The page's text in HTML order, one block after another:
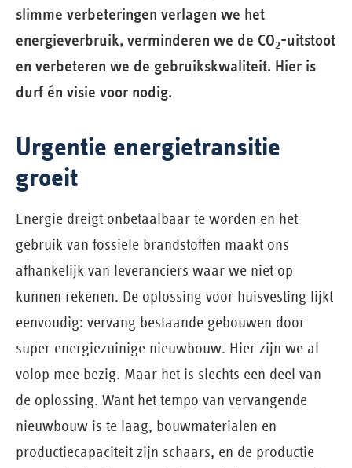
slimme verbeteringen verlagen we het
energieverbruik, verminderen we de CO2-uitstoot
en verbeteren we de gebruikskwaliteit. Hier is
durf én visie voor nodig.
Urgentie energietransitie
groeit
Energie dreigt onbetaalbaar te worden en het
gebruik van fossiele brandstoffen maakt ons
afhankelijk van leveranciers waar we niet op
kunnen rekenen. De oplossing voor huisvesting lijkt
eenvoudig: vervang bestaande gebouwen door
super energiezuinige nieuwbouw. Hier zijn we al
volop mee bezig. Maar het is slechts een deel van
de oplossing. Want het tempo van vervangende
nieuwbouw is te laag, bouwmaterialen en
productiecapaciteit zijn schaars, en de productie